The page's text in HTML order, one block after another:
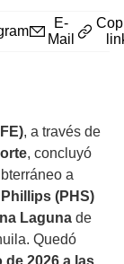
E-
Mail
, a través de
, concluyó
a
(PHS)
Laguna de
Quedó
de 2026 a las